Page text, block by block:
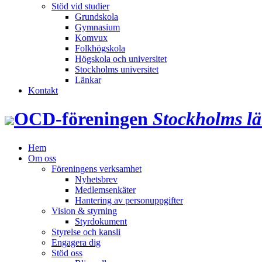
Stöd vid studier
Grundskola
Gymnasium
Komvux
Folkhögskola
Högskola och universitet
Stockholms universitet
Länkar
Kontakt
OCD‑föreningen Stockholms
Hem
Om oss
Föreningens verksamhet
Nyhetsbrev
Medlemsenkäter
Hantering av personuppgifter
Vision & styrning
Styrdokument
Styrelse och kansli
Engagera dig
Stöd oss